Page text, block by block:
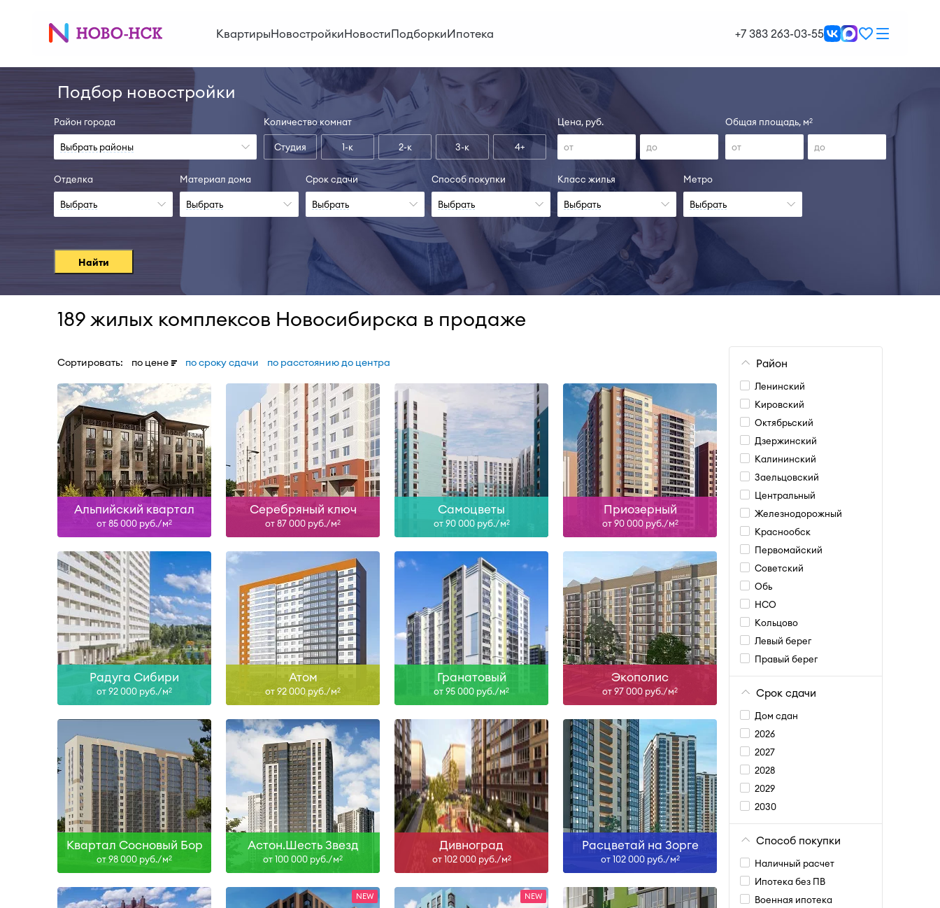
КвартирыНовостройкиНовостиПодборкиИпотека +7 383 263-03-55
Подбор новостройки
Район города
Выбрать районы
Количество комнат
Студия 1-к 2-к 3-к 4+
Цена, руб. Общая площадь, м2
Отделка
Выбрать
Материал дома
Выбрать
Срок сдачи
Выбрать
Способ покупки
Выбрать
Класс жилья
Выбрать
Метро
Выбрать
Найти
189 жилых комплексов Новосибирска в продаже
Сортировать: по цене по сроку сдачи по расстоянию до центра
Альпийский квартал
от 85 000 руб./м2
II-28
Серебряный ключ
от 87 000 руб./м2
Самоцветы
от 90 000 руб./м2
II-27, I-28
Приозерный
от 90 000 руб./м2
Сдан, IV-26
Радуга Сибири
от 92 000 руб./м2
Сдан, II-29
Узнать больше
Атом
от 92 000 руб./м2
Сдан
Узнать больше
Гранатовый
от 95 000 руб./м2
Сдан
Узнать больше
Экополис
от 97 000 руб./м2
Сдан
Узнать больше
Квартал Сосновый Бор
от 98 000 руб./м2
Сдан, II-28
Узнать больше
Астон.Шесть Звезд
от 100 000 руб./м2
II-27
Узнать больше
Дивноград
от 102 000 руб./м2
IV-26
Узнать больше
Расцветай на Зорге
от 102 000 руб./м2
Сдан, II-28
Узнать больше
Сдан, II-27
Узнать больше
III-27, I-28, II-28
Узнать больше
III-28
Узнать больше
Сдан, II-27, IV-27, I-28
Узнать больше
Район
Ленинский
Кировский
Октябрьский
Дзержинский
Калининский
Заельцовский
Центральный
Железнодорожный
Краснообск
Первомайский
Советский
Обь
НСО
Кольцово
Левый берег
Правый берег
Срок сдачи
Дом сдан
2026
2027
2028
2029
2030
Способ покупки
Наличный расчет
Ипотека без ПВ
Военная ипотека